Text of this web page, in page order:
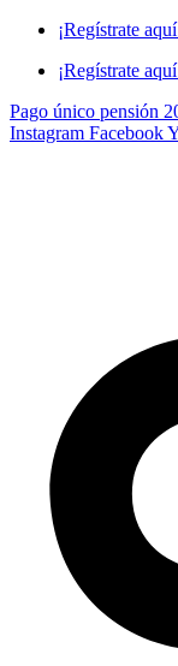
Skip
content
¡Regístrate
¡Regístrate
Pago único pensión
Instagram Facebook